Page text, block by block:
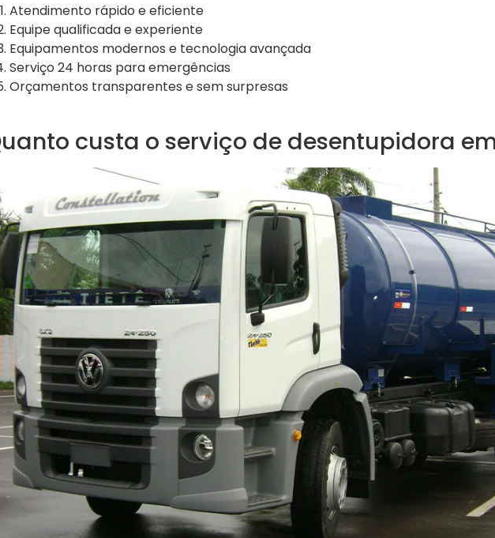
Atendimento rápido e eficiente
Equipe qualificada e experiente
Equipamentos modernos e tecnologia avançada
Serviço 24 horas para emergências
Orçamentos transparentes e sem surpresas
custa o serviço de desentupidora